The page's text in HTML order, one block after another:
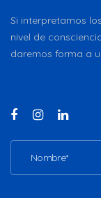
Si interpretamos
nivel de
daremos forma a